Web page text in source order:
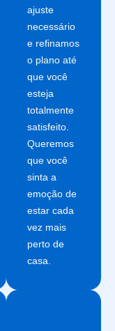
ajuste
necessário
e refinamos
o plano até
que você
esteja
totalmente
satisfeito.
Queremos
que você
sinta a
emoção de
estar cada
vez mais
perto de
casa.